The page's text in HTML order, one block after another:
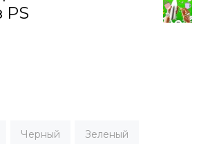
PS
Черный Зеленый